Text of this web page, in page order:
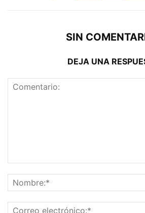
SIN
DEJA UNA